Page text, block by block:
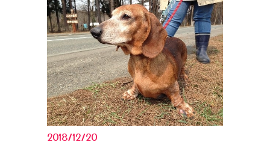
2018/12/20